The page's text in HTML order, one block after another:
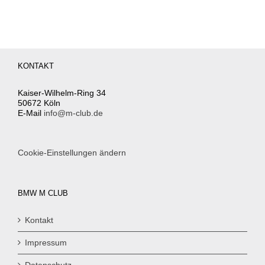
KONTAKT
Kaiser-Wilhelm-Ring 34
50672 Köln
E-Mail info@m-club.de
Cookie-Einstellungen ändern
BMW M CLUB
Kontakt
Impressum